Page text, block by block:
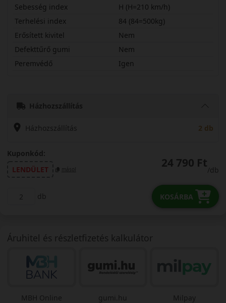
Sebesség index
H (H=210 km/h)
Terhelési index
84 (84=500kg)
Erősített kivitel
Nem
Defekttűrő gumi
Nem
Peremvédő
Igen
Házhozszállítás
Házhozszállítás 2 db
Kuponkód:
LENDÜLET
másol 24 790 Ft
/db
db KOSÁRBA
Áruhitel és részletfizetés kalkulátor
MBH Online
gumi.hu
Milpay